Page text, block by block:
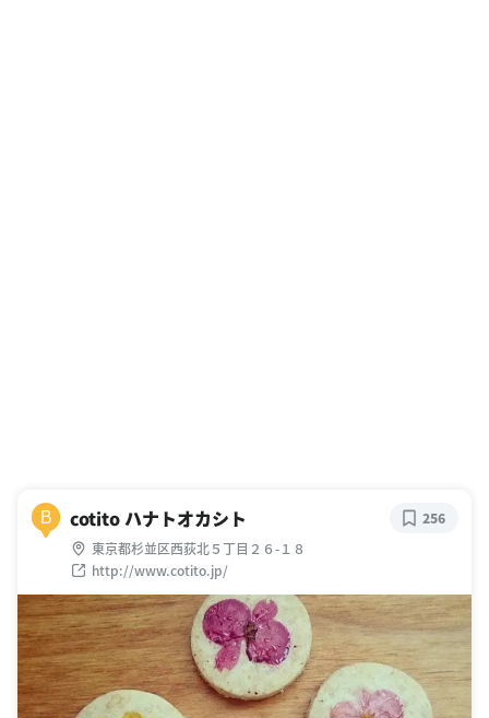
B cotito ハナトオカシト
東京都杉並区西荻北５丁目２６-１８
http://www.cotito.jp/
256